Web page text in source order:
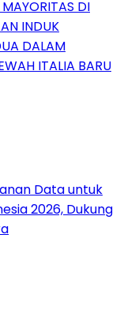
DI
INDUK
DALAM
ITALIA BARU
Data untuk
2026, Dukung